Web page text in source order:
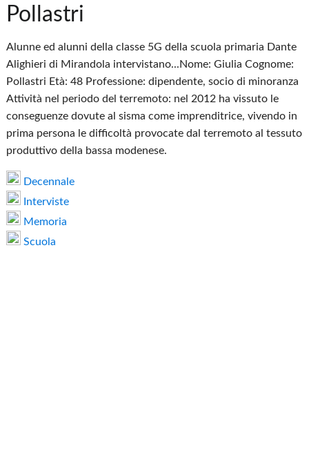
Pollastri
Alunne ed alunni della classe 5G della scuola primaria Dante
Alighieri di Mirandola intervistano...Nome: Giulia Cognome:
Pollastri Età: 48 Professione: dipendente, socio di minoranza
Attività nel periodo del terremoto: nel 2012 ha vissuto le
conseguenze dovute al sisma come imprenditrice, vivendo in
prima persona le difficoltà provocate dal terremoto al tessuto
produttivo della bassa modenese.
Decennale
Interviste
Memoria
Scuola